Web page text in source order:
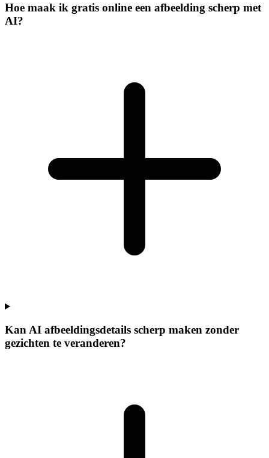
Hoe maak ik gratis online een afbeelding scherp met
AI?
Kan AI afbeeldingsdetails scherp maken zonder
gezichten te veranderen?